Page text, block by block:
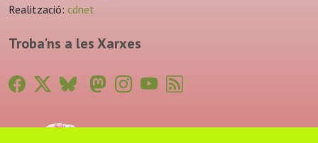
Realització: cdnet
Troba'ns a les Xarxes